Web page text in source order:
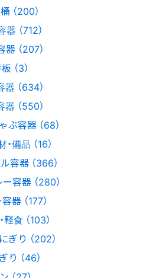
（200）
（712）
（207）
（3）
（634）
（550）
ぶ容器 （68）
備品 （16）
容器 （366）
容器 （280）
器 （177）
食 （103）
ぎり （202）
り （46）